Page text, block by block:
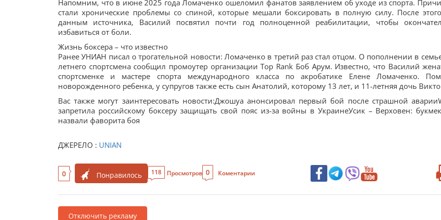
Напомним, что в июне 2025 года Ломаченко ошеломил фанатов заявлением об уходе из спорта.
стали хронические проблемы со спиной, которые мешали боксировать в полную силу. После
данным источника, Василий посвятил почти год полноценной реабилитации, чтобы
избавиться от боли.
Жизнь боксера – что известно
Ранее УНИАН писал о трогательной новости: Ломаченко в третий раз стал отцом. О пополнении в
летнего спортсмена сообщил промоутер организации Top Rank Боб Арум. Известно, что Василий
спортсменке и мастере спорта международного класса по акробатике Елене Ломаченко.
новорожденного ребенка, у супругов также есть сын Анатолий, которому 13 лет, и 11-летняя дочь
Вас также могут заинтересовать новости:Джошуа анонсировал первый бой после страшной
запретила российскому боксеру защищать свой пояс из-за войны в УкраинеУсик – Верховен:
назвали фаворита боя
ДЖЕРЕЛО : UNIAN
0 Понравилось 118 Просмотров 0 Коментарии
Отключить рекламу